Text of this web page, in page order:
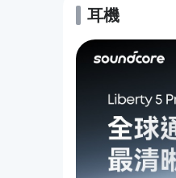
耳機